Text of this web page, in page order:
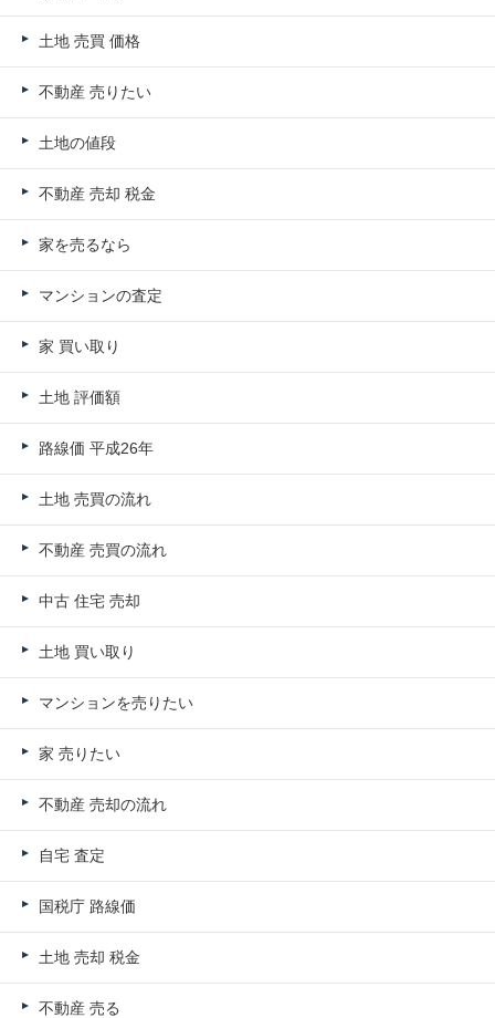
土地 売買 価格
不動産 売りたい
土地の値段
不動産 売却 税金
家を売るなら
マンションの査定
家 買い取り
土地 評価額
路線価 平成26年
土地 売買の流れ
不動産 売買の流れ
中古 住宅 売却
土地 買い取り
マンションを売りたい
家 売りたい
不動産 売却の流れ
自宅 査定
国税庁 路線価
土地 売却 税金
不動産 売る